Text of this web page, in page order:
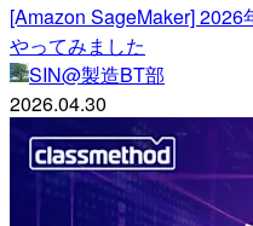
[Amazon SageMaker]
やってみました
SIN@製造BT部
2026.04.30